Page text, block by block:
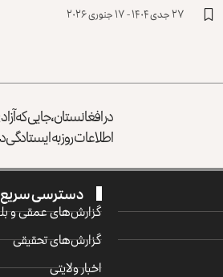
۲۷ جدی ۱۴۰۴ - ۱۷ جنوری ۲۰۲۶
در افغانستان، جایی که
اطلاعات روز به
دسترسی سریع
گزارش‌‌های عمقی و
گزارش‌های تحقیقی
اخبار ولایتی